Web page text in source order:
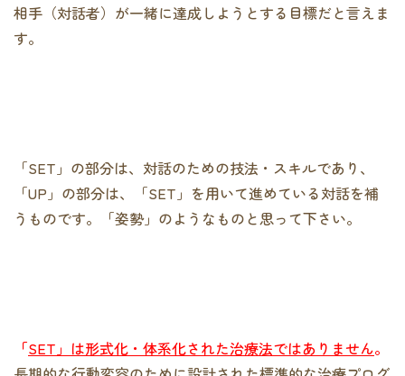
相手（対話者）が一緒に達成しようとする目標だと言えま
す。
「SET」の部分は、対話のための技法・スキルであり、
「UP」の部分は、「SET」を用いて進めている対話を補
うものです。「姿勢」のようなものと思って下さい。
「SET」は形式化・体系化された治療法ではありません。